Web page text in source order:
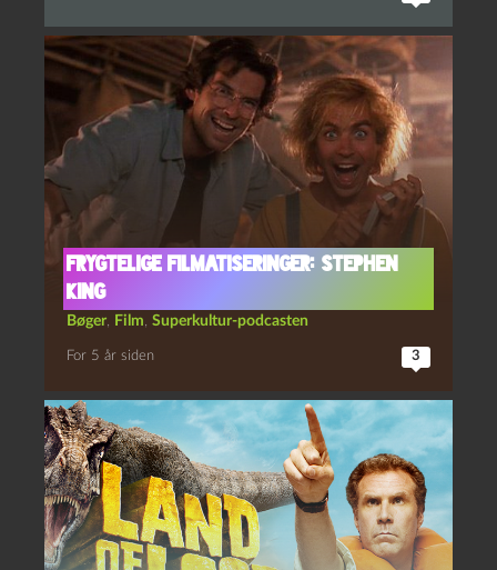
Frygtelige Filmatiseringer: Stephen
King
Bøger, Film, Superkultur-podcasten
For 5 år siden 3